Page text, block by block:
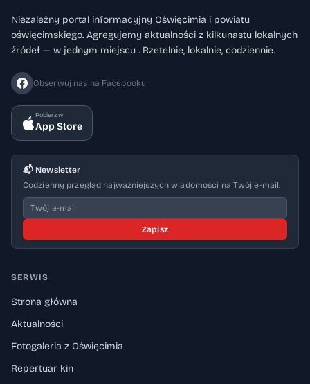
Niezależny portal informacyjny Oświęcimia i powiatu
oświęcimskiego. Agregujemy aktualności z kilkunastu lokalnych
źródeł — w jednym miejscu . Rzetelnie, lokalnie, codziennie.
Obserwuj nas na Facebooku
Pobierz w
App Store
📬 Newsletter
Codzienny przegląd najważniejszych wiadomości na Twój e-mail.
Zapisz
SERWIS
Strona główna
Aktualności
Fotogaleria z Oświęcimia
Repertuar kin